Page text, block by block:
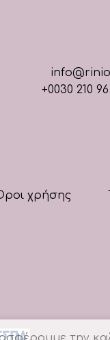
+0030 210
χρήσης